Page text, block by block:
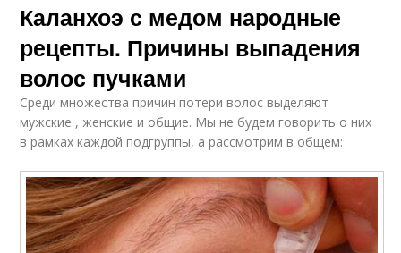
Применение в
косметологии
Противопоказания к
применению
Каланхоэ с медом народные
рецепты. Причины выпадения
волос пучками
Среди множества причин потери волос выделяют
мужские , женские и общие. Мы не будем говорить о них
в рамках каждой подгруппы, а рассмотрим в общем: